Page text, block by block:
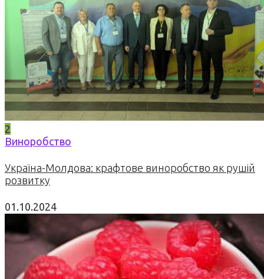
2
Виноробство
Україна-Молдова: крафтове виноробство як рушій
розвитку
01.10.2024